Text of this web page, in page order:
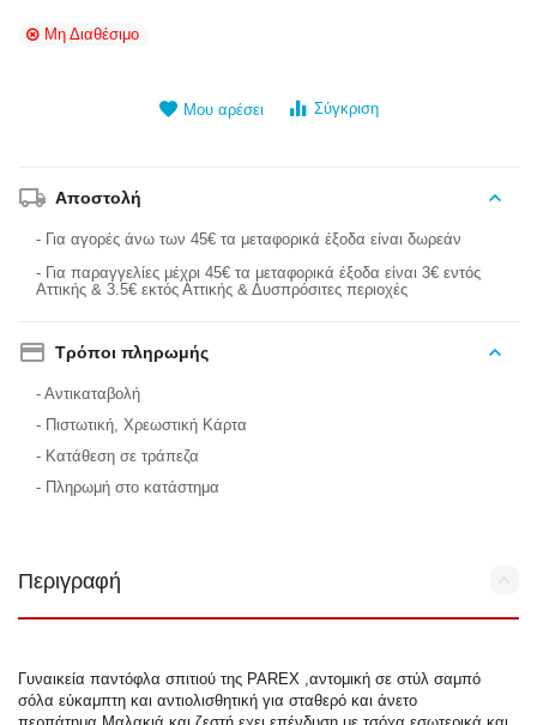
Μη Διαθέσιμο
Μου αρέσει Σύγκριση
Αποστολή
- Για αγορές άνω των 45€ τα μεταφορικά έξοδα είναι δωρεάν
- Για παραγγελίες μέχρι 45€ τα μεταφορικά έξοδα είναι 3€ εντός
Αττικής & 3.5€ εκτός Αττικής & Δυσπρόσιτες περιοχές
Τρόποι πληρωμής
- Αντικαταβολή
- Πιστωτική, Χρεωστική Κάρτα
- Κατάθεση σε τράπεζα
- Πληρωμή στο κατάστημα
Περιγραφή
Γυναικεία παντόφλα σπιτιού της PAREX ,αντομική σε στύλ σαμπό
σόλα εύκαμπτη και αντιολισθητική για σταθερό και άνετο